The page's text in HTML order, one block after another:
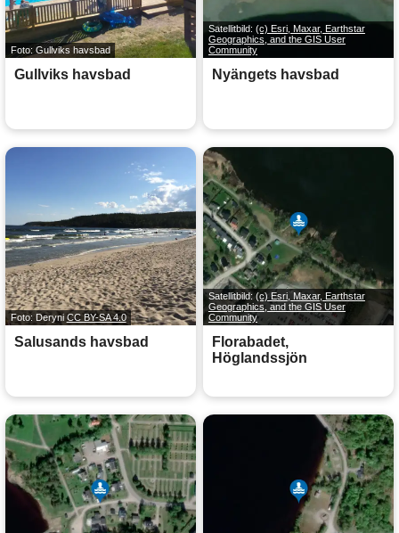
Foto: Gullviks havsbad
Gullviks havsbad
Satellitbild: (c) Esri, Maxar, Earthstar
Geographics, and the GIS User
Community
Nyängets havsbad
Foto: Deryni CC BY-SA 4.0
Salusands havsbad
Satellitbild:(c) Esri, Maxar, Earthstar
Geographics, and the GIS User
Community
Florabadet,
Höglandssjön